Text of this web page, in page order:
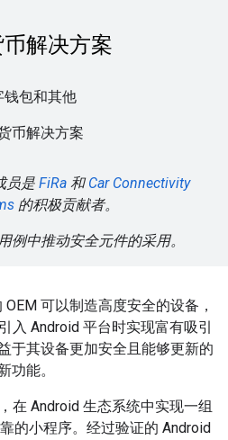
解决方案
钱包和其他
币解决方案
员是 FiRa和Car Connectivity
的积极贡献者。
例中推动安全元件的采用。
可以制造高度安全的设备，
入 Android 平台时实现富有吸引
于其设备更加安全且能够更新的
功能。
在 Android 生态系统中实现一组
的小程序。经过验证的 Android